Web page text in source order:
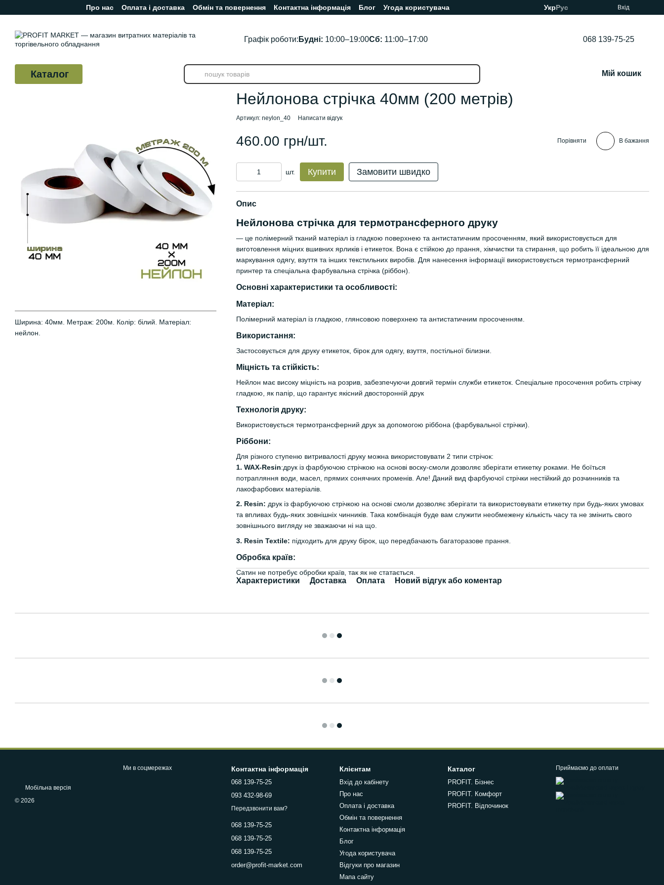
Перейти до основного контенту
Про нас Оплата і доставка Обмін та повернення Контактна інформація Блог
Угода користувача
Відгуки про магазин
УкрРус Вхід
Графік роботи: Будні: 10:00–19:00Сб: 11:00–17:00 068 139-75-25
Каталог Мій кошик
Ширина: 40мм. Метраж: 200м. Колір: білий. Матеріал:
нейлон.
Нейлонова стрічка 40мм (200 метрів)
Артикул: neylon_40 Написати відгук
460.00 грн/шт. Порівняти В бажання
шт. Купити Замовити швидко
Опис
Нейлонова стрічка для термотрансферного друку
— це полімерний тканий матеріал із гладкою поверхнею та антистатичним просоченням, який використовується для
виготовлення міцних вшивних ярликів і етикеток. Вона є стійкою до прання, хімчистки та стирання, що робить її ідеальною для
маркування одягу, взуття та інших текстильних виробів. Для нанесення інформації використовується термотрансферний
принтер та спеціальна фарбувальна стрічка (ріббон).
Основні характеристики та особливості:
Матеріал:
Полімерний матеріал із гладкою, глянсовою поверхнею та антистатичним просоченням.
Використання:
Застосовується для друку етикеток, бірок для одягу, взуття, постільної білизни.
Міцність та стійкість:
Нейлон має високу міцність на розрив, забезпечуючи довгий термін служби етикеток. Спеціальне просочення робить стрічку
гладкою, як папір, що гарантує якісний двосторонній друк
Технологія друку:
Використовується термотрансферний друк за допомогою ріббона (фарбувальної стрічки).
Ріббони:
Для різного ступеню витривалості друку можна використовувати 2 типи стрічок:
1. WAX-Resin:друк із фарбуючою стрічкою на основі воску-смоли дозволяє зберігати етикетку роками. Не боїться
потрапляння води, масел, прямих сонячних променів. Але! Даний вид фарбуючої стрічки нестійкий до розчинників та
лакофарбових матеріалів.
2. Resin: друк із фарбуючою стрічкою на основі смоли дозволяє зберігати та використовувати етикетку при будь-яких умовах
та впливах будь-яких зовнішніх чинників. Така комбінація буде вам служити необмежену кількість часу та не змінить свого
зовнішнього вигляду не зважаючи ні на що.
3. Resin Textile: підходить для друку бірок, що передбачають багаторазове прання.
Обробка країв:
Сатин не потребує обробки країв, так як не статається.
Характеристики Доставка Оплата Новий відгук або коментар
Мобільна версія
© 2026
Ми в соцмережах Контактна інформація
068 139-75-25
093 432-98-69
Передзвонити вам?
068 139-75-25
068 139-75-25
068 139-75-25
order@profit-market.com
Клієнтам
Вхід до кабінету
Про нас
Оплата і доставка
Обмін та повернення
Контактна інформація
Блог
Угода користувача
Відгуки про магазин
Мапа сайту
Каталог
PROFIT. Бізнес
PROFIT. Комфорт
PROFIT. Відпочинок
Приймаємо до оплати